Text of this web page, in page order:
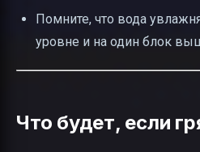
Помните, что вода
уровне и на один блок
Что будет, если